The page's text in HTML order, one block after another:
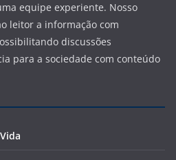
equipe experiente. Nosso
leitor a informação com
discussões
para a sociedade com conteúdo